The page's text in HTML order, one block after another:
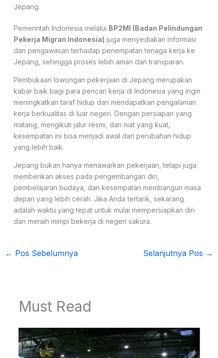
Jepang.
Pemerintah Indonesia melalui BP2MI (Badan Pelindungan
Pekerja Migran Indonesia) juga menyediakan informasi
dan pengawasan terhadap penempatan tenaga kerja ke
Jepang, sehingga proses lebih aman dan transparan.
Pembukaan lowongan pekerjaan di Jepang merupakan
kabar baik bagi para pencari kerja di Indonesia yang ingin
meningkatkan taraf hidup dan mendapatkan pengalaman
kerja berkualitas di luar negeri. Dengan persiapan yang
matang, mengikuti jalur resmi, dan niat yang kuat,
kesempatan ini bisa menjadi awal dari perubahan hidup
yang lebih baik.
Jepang bukan hanya menawarkan pekerjaan, tetapi juga
memberikan akses pada pengembangan diri,
pembelajaran budaya, dan kesempatan membangun masa
depan yang lebih cerah. Jika Anda tertarik, sekarang
adalah waktu yang tepat untuk mulai mempersiapkan diri
dan meraih mimpi bekerja di negeri sakura.
← Pos Sebelumnya Selanjutnya Pos →
Must Read